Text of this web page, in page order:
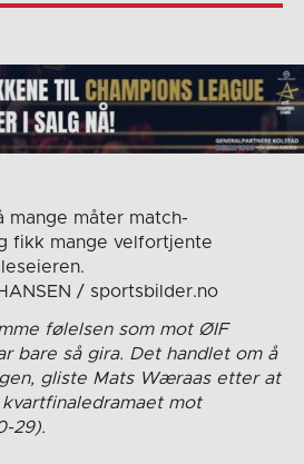
mange måter match-
fikk mange velfortjente
/ sportsbilder.no
følelsen som mot ØIF
bare så gira. Det handlet om å
gliste Mats Wæraas etter at
mot
29).